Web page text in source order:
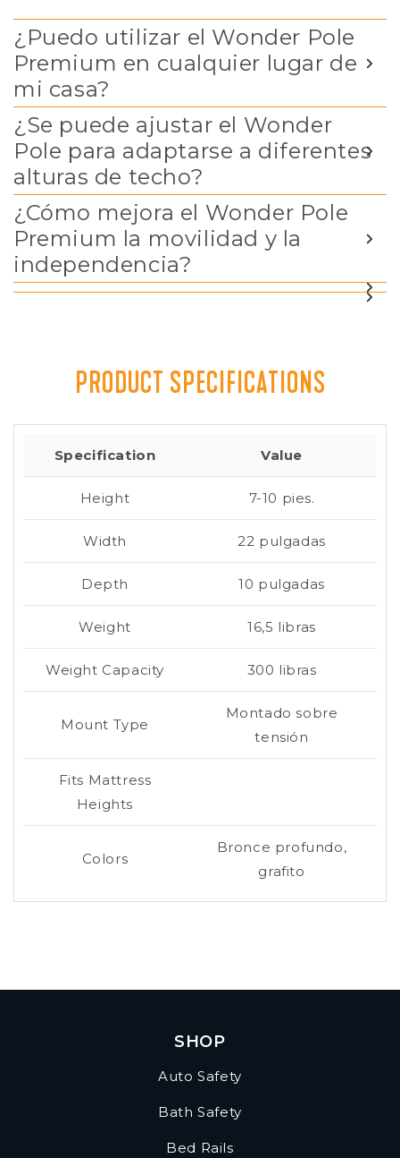
¿Puedo utilizar el Wonder Pole
Premium en cualquier lugar de
mi casa?
¿Se puede ajustar el Wonder
Pole para adaptarse a diferentes
alturas de techo?
¿Cómo mejora el Wonder Pole
Premium la movilidad y la
independencia?
PRODUCT SPECIFICATIONS
Specification Value
Height 7-10 pies.
Width 22 pulgadas
Depth 10 pulgadas
Weight 16,5 libras
Weight Capacity 300 libras
Mount Type
Montado sobre
tensión
Fits Mattress
Heights
Colors
Bronce profundo,
grafito
SHOP
Auto Safety
Bath Safety
Bed Rails